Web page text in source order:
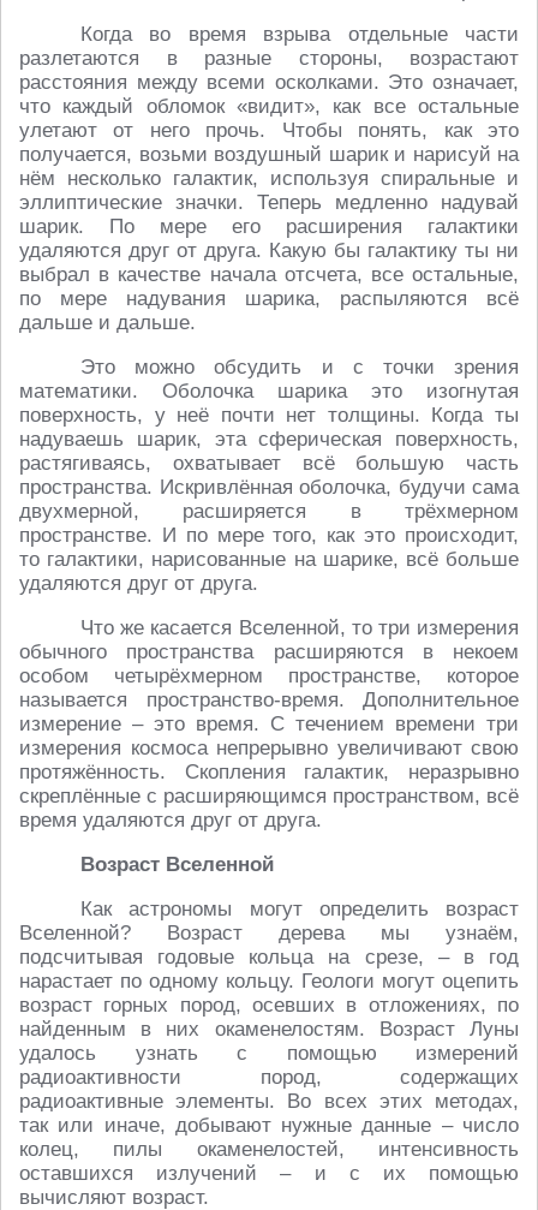
Когда во время взрыва отдельные части
разлетаются в разные стороны, возрастают
расстояния между всеми осколками. Это означает,
что каждый обломок «видит», как все остальные
улетают от него прочь. Чтобы понять, как это
получается, возьми воздушный шарик и нарисуй на
нём несколько галактик, используя спиральные и
эллиптические значки. Теперь медленно надувай
шарик. По мере его расширения галактики
удаляются друг от друга. Какую бы галактику ты ни
выбрал в качестве начала отсчета, все остальные,
по мере надувания шарика, распыляются всё
дальше и дальше.
Это можно обсудить и с точки зрения
математики. Оболочка шарика это изогнутая
поверхность, у неё почти нет толщины. Когда ты
надуваешь шарик, эта сферическая поверхность,
растягиваясь, охватывает всё большую часть
пространства. Искривлённая оболочка, будучи сама
двухмерной, расширяется в трёхмерном
пространстве. И по мере того, как это происходит,
то галактики, нарисованные на шарике, всё больше
удаляются друг от друга.
Что же касается Вселенной, то три измерения
обычного пространства расширяются в некоем
особом четырёхмерном пространстве, которое
называется пространство-время. Дополнительное
измерение – это время. С течением времени три
измерения космоса непрерывно увеличивают свою
протяжённость. Скопления галактик, неразрывно
скреплённые с расширяющимся пространством, всё
время удаляются друг от друга.
Возраст Вселенной
Как астрономы могут определить возраст
Вселенной? Возраст дерева мы узнаём,
подсчитывая годовые кольца на срезе, – в год
нарастает по одному кольцу. Геологи могут оцепить
возраст горных пород, осевших в отложениях, по
найденным в них окаменелостям. Возраст Луны
удалось узнать с помощью измерений
радиоактивности пород, содержащих
радиоактивные элементы. Во всех этих методах,
так или иначе, добывают нужные данные – число
колец, пилы окаменелостей, интенсивность
оставшихся излучений – и с их помощью
вычисляют возраст.